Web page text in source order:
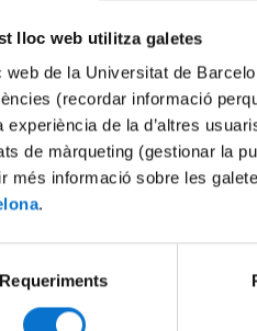
lloc web utilitza galetes
web de la Universitat de
(recordar informació
experiència de la d’altres
de màrqueting (gestionar la
més informació sobre les
.
Requeriments